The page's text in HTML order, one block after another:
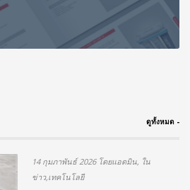
ดูทั้งหมด -
14 กุมภาพันธ์ 2026 โดยแอดมิน, ใน
ข่าว,เทคโนโลยี